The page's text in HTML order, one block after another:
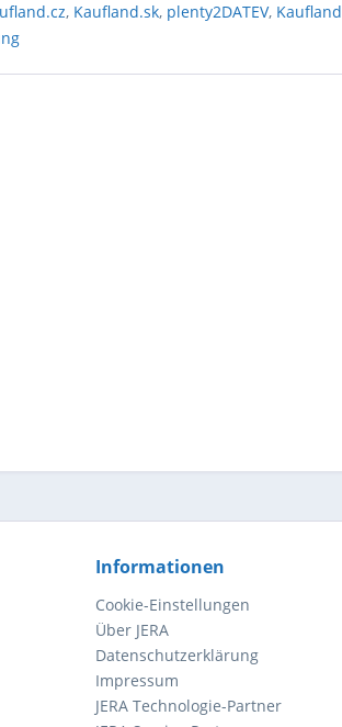
, Kaufland.sk, plenty2DATEV, Kaufland
Informationen
Cookie-Einstellungen
Über JERA
Datenschutzerklärung
Impressum
JERA Technologie-Partner